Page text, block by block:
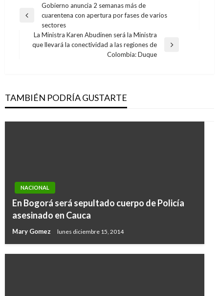
Navegación
de
entradas
Entrada
Gobierno anuncia 2 semanas más de
cuarentena con apertura por fases de varios
sectores
Entrada
La Ministra Karen Abudinen será la Ministra
que llevará la conectividad a las regiones de
Colombia: Duque
TAMBIÉN PODRÍA GUSTARTE
NACIONAL
En Bogorá será sepultado cuerpo de Policía
asesinado en Cauca
Mary Gomez lunes diciembre 15, 2014